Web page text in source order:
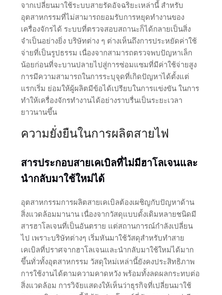
จากเปลี่ยนมาใช้ระบบสายรัดอัจฉริยะเหล่านี้ สำหรับ
อุตสาหกรรมที่ไม่สามารถยอมรับการหยุดทำงานของ
เครื่องจักรได้ ระบบที่ตรวจสอบสถานะก็ได้กลายเป็นสิ่ง
จำเป็นอย่างยิ่ง บริษัทต่าง ๆ ต่างเห็นถึงการประหยัดค่าใช้
จ่ายที่เป็นรูปธรรม เนื่องจากสามารถตรวจพบปัญหาเล็ก
น้อยก่อนที่จะบานปลายไปสู่การซ่อมแซมที่มีค่าใช้จ่ายสูง
การมีความสามารถในการระบุจุดที่เกิดปัญหาได้ตั้งแต่
แรกเริ่ม ย่อมให้ผู้ผลิตมีข้อได้เปรียบในการแข่งขัน ในการ
ทำให้เครื่องจักรทำงานได้อย่างราบรื่นเป็นระยะเวลา
ยาวนานขึ้น
ความยั่งยืนในการผลิตสายไฟ
สารประกอบสายเคเบิลที่ไม่มีฮาโลเจนและ
นำกลับมาใช้ใหม่ได้
อุตสาหกรรมการผลิตสายเคเบิลต้องเผชิญกับปัญหาด้าน
สิ่งแวดล้อมมานาน เนื่องจากวัสดุแบบดั้งเดิมหลายชนิดมี
สารฮาโลเจนที่เป็นอันตราย แต่สถานการณ์กำลังเปลี่ยน
ไป เพราะบริษัทต่างๆ เริ่มหันมาใช้วัสดุสำหรับทำสาย
เคเบิลที่ปราศจากฮาโลเจนและนำกลับมาใช้ใหม่ได้มาก
ขึ้นทั่วทั้งอุตสาหกรรม วัสดุใหม่เหล่านี้ยังคงประสิทธิภาพ
การใช้งานได้ตามความคาดหวัง พร้อมทั้งลดผลกระทบต่อ
สิ่งแวดล้อม การวิจัยแสดงให้เห็นว่าธุรกิจที่เปลี่ยนมาใช้